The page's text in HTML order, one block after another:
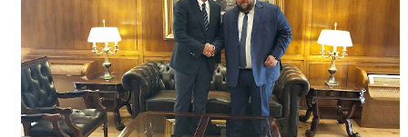
ΙΟΝΙΑ ΝΗΣΙΑ
ΚΑΙ ΕΛΛΑΔΑ
ΥΓΕΙΑ-ΟΜΟΡΦΙΑ